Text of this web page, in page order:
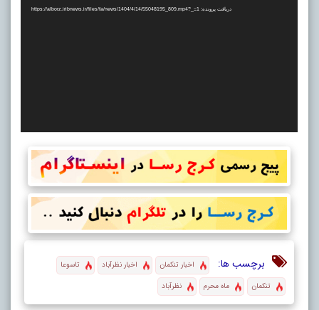
دریافت پرونده: https://alborz.iribnews.ir/files/fa/news/1404/4/14/55048195_809.mp4?_=1
برچسب ها: اخبار تنکمان اخبار نظرآباد
تاسوعا
تنکمان
ماه محرم نظرآباد